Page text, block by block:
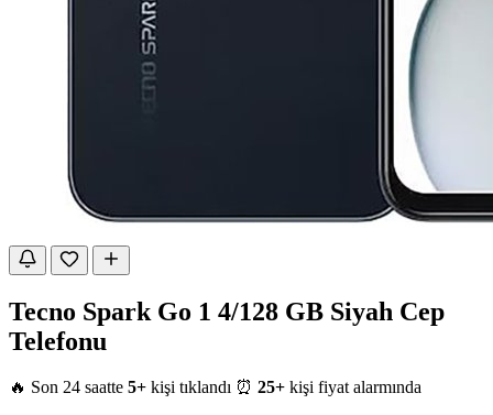
Tecno Spark Go 1 4/128 GB Siyah Cep
Telefonu
🔥 Son 24 saatte 5+ kişi tıklandı ⏰ 25+ kişi fiyat alarmında